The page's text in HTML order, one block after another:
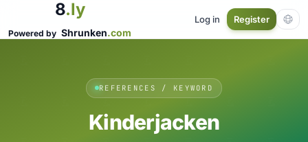
8.ly
Powered by Shrunken.com
Log in Register
REFERENCES / KEYWORD
Kinderjacken